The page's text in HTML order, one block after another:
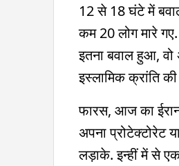
12 से 18 घंटे में
कम 20 लोग मारे
इतना बवाल हुआ,
इस्लामिक क्रांति
फारस, आज का ईरान
अपना प्रोटेक्टोरेट
लड़ाके. इन्हीं में से